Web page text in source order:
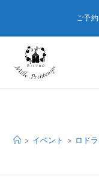
ご予
> イベント > ロド